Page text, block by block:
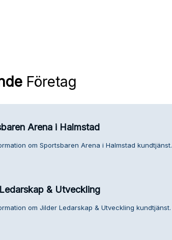
Företag
Arena i Halmstad
om Sportsbaren Arena i Halmstad kundtjänst.
& Utveckling
om Jilder Ledarskap & Utveckling kundtjänst.